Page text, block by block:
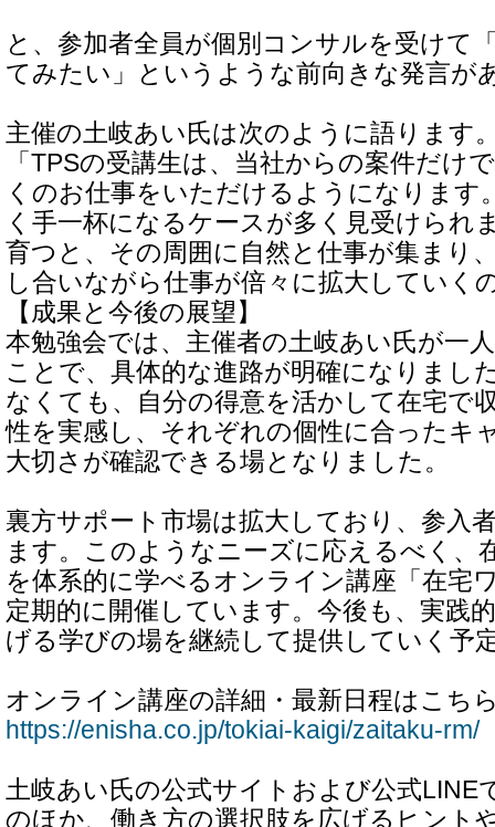
と、参加者全員が個別コンサルを受けて
てみたい」というような前向きな発言が
主催の土岐あい氏は次のように語ります
「TPSの受講生は、当社からの案件だけ
くのお仕事をいただけるようになります
く手一杯になるケースが多く見受けられ
育つと、その周囲に自然と仕事が集まり
し合いながら仕事が倍々に拡大していく
【成果と今後の展望】
本勉強会では、主催者の土岐あい氏が一
ことで、具体的な進路が明確になりまし
なくても、自分の得意を活かして在宅で
性を実感し、それぞれの個性に合ったキ
大切さが確認できる場となりました。
裏方サポート市場は拡大しており、参入
ます。このようなニーズに応えるべく、
を体系的に学べるオンライン講座「在宅
定期的に開催しています。今後も、実践
げる学びの場を継続して提供していく予
オンライン講座の詳細・最新日程はこち
https://enisha.co.jp/tokiai-kaigi/zaitaku-rm/
土岐あい氏の公式サイトおよび公式LINE
のほか、働き方の選択肢を広げるヒント